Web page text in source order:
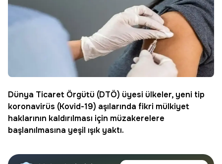
Dünya Ticaret Örgütü (DTÖ) üyesi ülkeler, yeni tip
koronavirüs (Kovid-19) aşılarında fikri mülkiyet
haklarının kaldırılması için müzakerelere
başlanılmasına yeşil ışık yaktı.